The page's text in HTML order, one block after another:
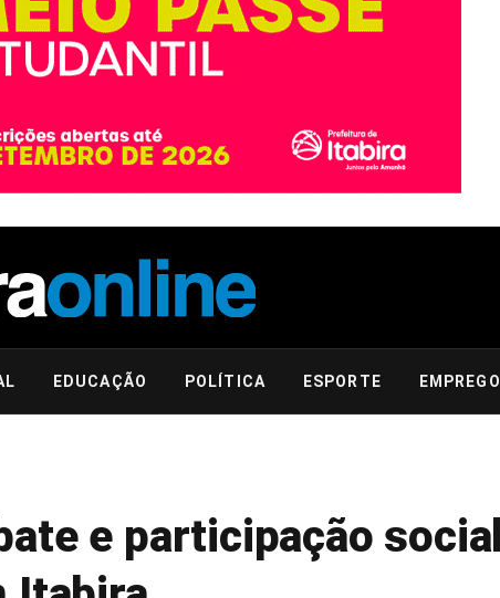
EDUCAÇÃO POLÍTICA ESPORTE EMPREGO
e participação social